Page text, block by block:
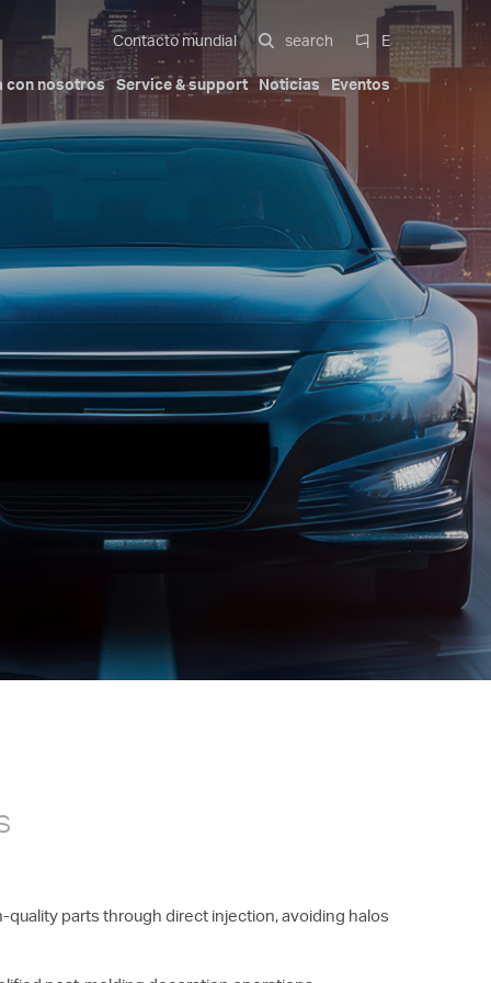
Contacto mundial search E
Italiano
English
Deutsch
Español
中文
con
a más
por
Integración de datos en la unidad
systems
multi-cavityMovilidad
Trademarks
Patents
con nosotros Service & support Noticias Eventos
quality parts through direct injection, avoiding halos